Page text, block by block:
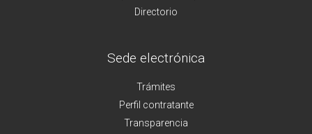
Directorio
Sede electrónica
Trámites
Perfil contratante
Transparencia